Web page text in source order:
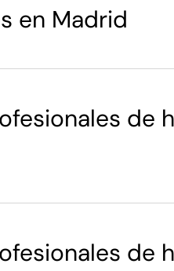
en Madrid
de
de